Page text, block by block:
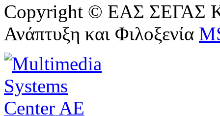
Copyright © ΕΑΣ ΣΕΓΑΣ
Ανάπτυξη και Φιλοξενία